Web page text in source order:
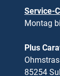
Service-
Montag
Plus
85254